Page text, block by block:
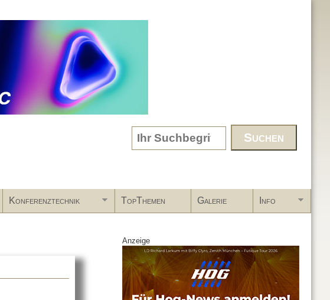
Search form
Konferenztechnik TopThemen Galerie Info
Anzeige